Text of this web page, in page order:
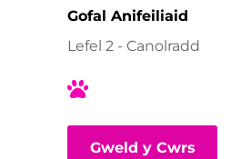
Gofal Anifeiliaid
Lefel 2 - Canolradd
Gweld y Cwrs